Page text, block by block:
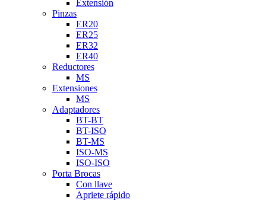
Extensión
Pinzas
ER20
ER25
ER32
ER40
Reductores
MS
Extensiones
MS
Adaptadores
BT-BT
BT-ISO
BT-MS
ISO-MS
ISO-ISO
Porta Brocas
Con llave
Apriete rápido